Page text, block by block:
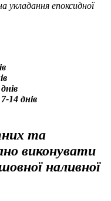
укладання епоксидної
7-14 днів
та
виконувати
наливної